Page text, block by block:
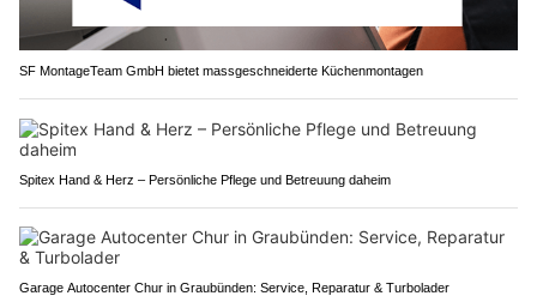
SF MontageTeam GmbH bietet massgeschneiderte Küchenmontagen
Spitex Hand & Herz – Persönliche Pflege und Betreuung daheim
Garage Autocenter Chur in Graubünden: Service, Reparatur & Turbolader